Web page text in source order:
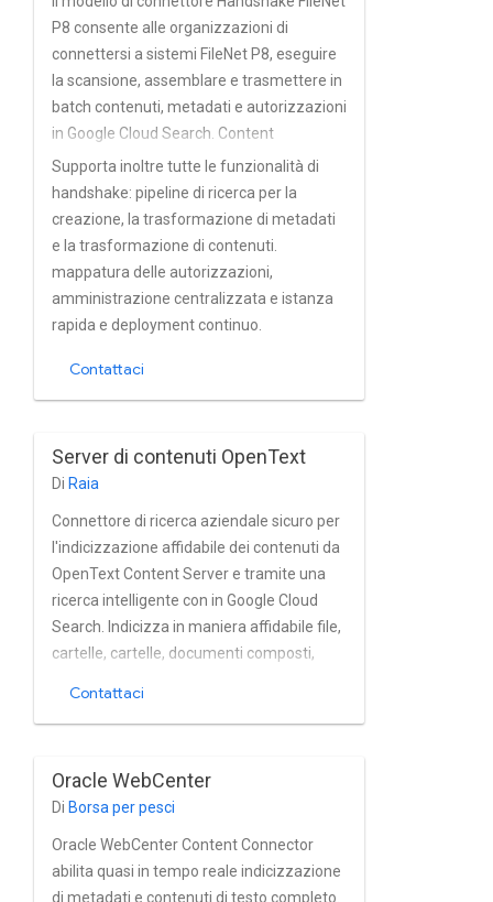
P8 consente alle organizzazioni di
connettersi a sistemi FileNet P8, eseguire
la scansione, assemblare e trasmettere in
batch contenuti, metadati e autorizzazioni
in Google Cloud Search. Content
(Contenuti) viene nominato utilizzando un
filtro SQL FileNet P8 nativo. Supporta i
valori attraversamento incrementale, che
viene eseguito come job pianificati,
configurati in l'interfaccia utente di
amministrazione di handshake.
Supporta inoltre tutte le funzionalità di
handshake: pipeline di ricerca per la
creazione, la trasformazione di metadati
e la trasformazione di contenuti.
mappatura delle autorizzazioni,
amministrazione centralizzata e istanza
rapida e deployment continuo.
Contattaci
Server di contenuti OpenText
Di Raia
Connettore di ricerca aziendale sicuro per
l'indicizzazione affidabile dei contenuti da
OpenText Content Server e tramite una
ricerca intelligente con in Google Cloud
Search. Indicizza in maniera affidabile file,
cartelle, cartelle, documenti composti,
pienamente i contenuti OpenText
Gestione integrata di utenti e gruppi nel
server.
Contattaci
Oracle WebCenter
Di Borsa per pesci
Oracle WebCenter Content Connector
abilita quasi in tempo reale indicizzazione
di metadati e contenuti di testo completo.